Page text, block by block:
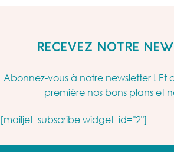
RECEVEZ NOTRE
Abonnez-vous à notre newsletter ! Et
première nos bons plans et
[mailjet_subscribe widget_id="2"]